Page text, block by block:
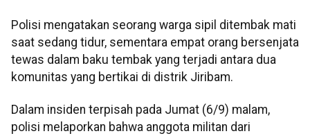
Polisi mengatakan seorang warga sipil ditembak mati
saat sedang tidur, sementara empat orang bersenjata
tewas dalam baku tembak yang terjadi antara dua
komunitas yang bertikai di distrik Jiribam.
Dalam insiden terpisah pada Jumat (6/9) malam,
polisi melaporkan bahwa anggota militan dari